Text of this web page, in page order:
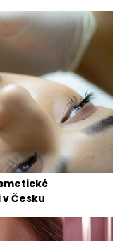
Česku